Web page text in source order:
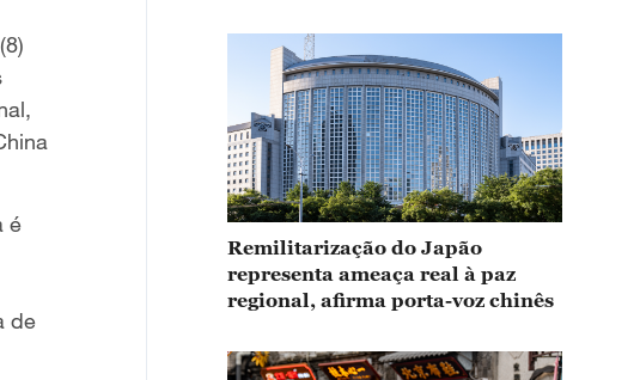
é
de
Remilitarização do Japão
representa ameaça real à paz
regional, afirma porta-voz chinês